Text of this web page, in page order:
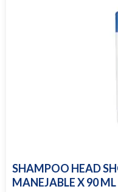
SHAMPOO HEAD
MANEJABLE X 90 ML